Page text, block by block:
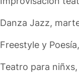
Danza Jazz,
Freestyle y
Teatro para